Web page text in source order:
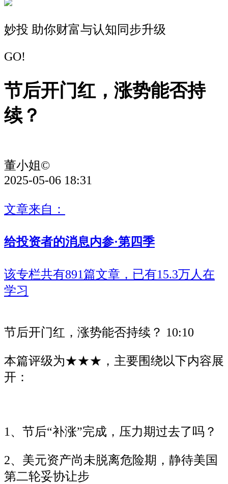
妙投 助你财富与认知同步升级
GO!
节后开门红，涨势能否持
续？
董小姐©
2025-05-06 18:31
文章来自：
给投资者的消息内参·第四季
该专栏共有891篇文章，已有15.3万人在
学习
节后开门红，涨势能否持续？ 10:10
本篇评级为★★★，主要围绕以下内容展
开：
1、节后“补涨”完成，压力期过去了吗？
2、美元资产尚未脱离危险期，静待美国
第二轮妥协让步